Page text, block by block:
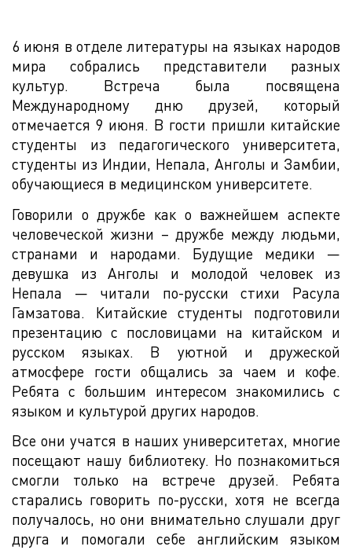
6 июня в отделе литературы на языках народов
мира собрались представители разных
культур. Встреча была посвящена
Международному дню друзей, который
отмечается 9 июня. В гости пришли китайские
студенты из педагогического университета,
студенты из Индии, Непала, Анголы и Замбии,
обучающиеся в медицинском университете.
Говорили о дружбе как о важнейшем аспекте
человеческой жизни – дружбе между людьми,
странами и народами. Будущие медики —
девушка из Анголы и молодой человек из
Непала — читали по-русски стихи Расула
Гамзатова. Китайские студенты подготовили
презентацию с пословицами на китайском и
русском языках. В уютной и дружеской
атмосфере гости общались за чаем и кофе.
Ребята с большим интересом знакомились с
языком и культурой других народов.
Все они учатся в наших университетах, многие
посещают нашу библиотеку. Но познакомиться
смогли только на встрече друзей. Ребята
старались говорить по-русски, хотя не всегда
получалось, но они внимательно слушали друг
друга и помогали себе английским языком